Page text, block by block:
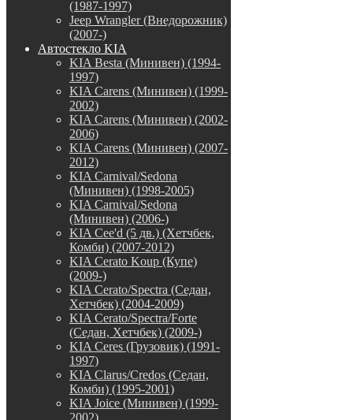
(1987-1997)
Jeep Wrangler (Внедорожник)
(2007-)
Автостекло KIA
KIA Besta (Минивен) (1994-
1997)
KIA Carens (Минивен) (1999-
2002)
KIA Carens (Минивен) (2002-
2006)
KIA Carens (Минивен) (2007-
2012)
KIA Carnival/Sedona
(Минивен) (1998-2005)
KIA Carnival/Sedona
(Минивен) (2006-)
KIA Cee'd (5 дв.) (Хетчбек,
Комби) (2007-2012)
KIA Cerato Koup (Купе)
(2009-)
KIA Cerato/Spectra (Седан,
Хетчбек) (2004-2009)
KIA Cerato/Spectra/Forte
(Седан, Хетчбек) (2009-)
KIA Ceres (Грузовик) (1991-
1997)
KIA Clarus/Credos (Седан,
Комби) (1995-2001)
KIA Joice (Минивен) (1999-
2002)